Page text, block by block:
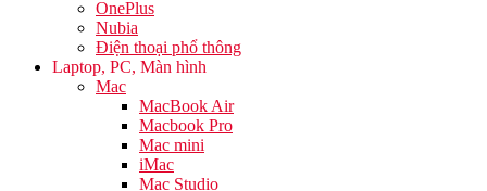
OnePlus
Nubia
Điện thoại phổ thông
Laptop, PC, Màn hình
Mac
MacBook Air
Macbook Pro
Mac mini
iMac
Mac Studio